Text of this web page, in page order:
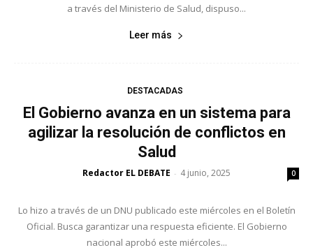
a través del Ministerio de Salud, dispuso...
Leer más
DESTACADAS
El Gobierno avanza en un sistema para
agilizar la resolución de conflictos en
Salud
Redactor EL DEBATE - 4 junio, 2025 0
Lo hizo a través de un DNU publicado este miércoles en el Boletín
Oficial. Busca garantizar una respuesta eficiente. El Gobierno
nacional aprobó este miércoles...